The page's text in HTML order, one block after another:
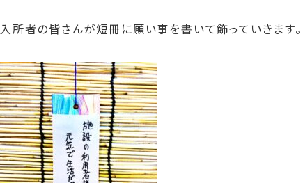
入所者の皆さんが短冊に願い事を書いて飾っていきます。